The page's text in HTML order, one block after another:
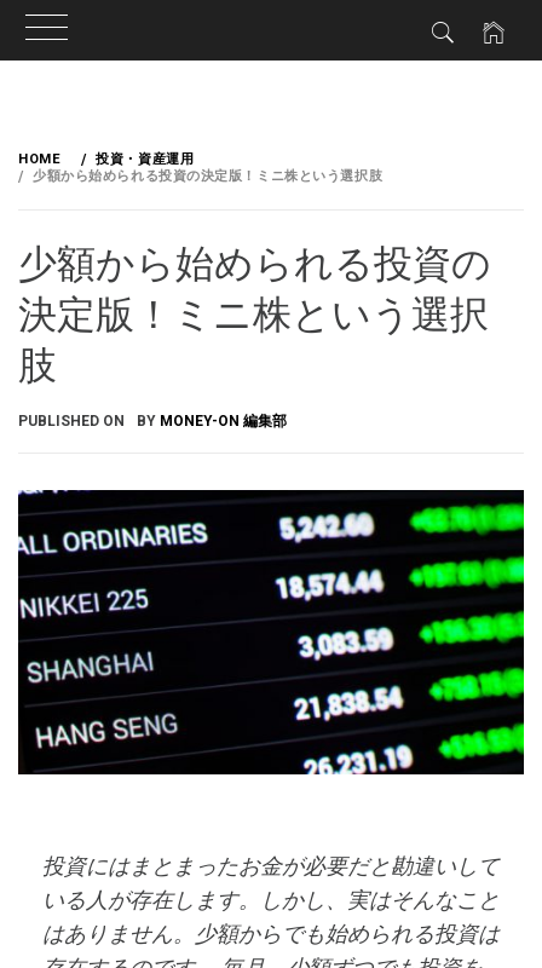
HOME
投資・資産運用
少額から始められる投資の決定版！ミニ株という選択肢
少額から始められる投資の
決定版！ミニ株という選択
肢
PUBLISHED ON BY MONEY-ON 編集部
投資にはまとまったお金が必要だと勘違いして
いる人が存在します。しかし、実はそんなこと
はありません。少額からでも始められる投資は